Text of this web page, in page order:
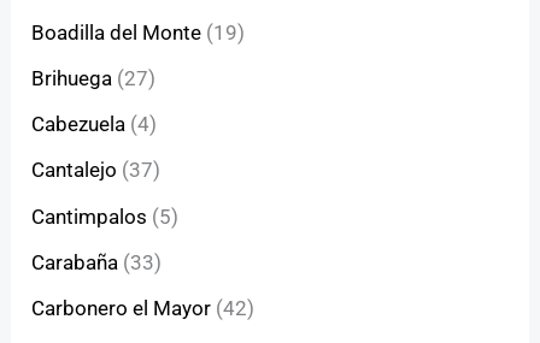
Boadilla del Monte (19)
Brihuega (27)
Cabezuela (4)
Cantalejo (37)
Cantimpalos (5)
Carabaña (33)
Carbonero el Mayor (42)